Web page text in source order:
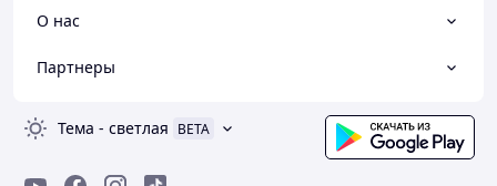
О нас
Партнеры
Тема - светлая BETA